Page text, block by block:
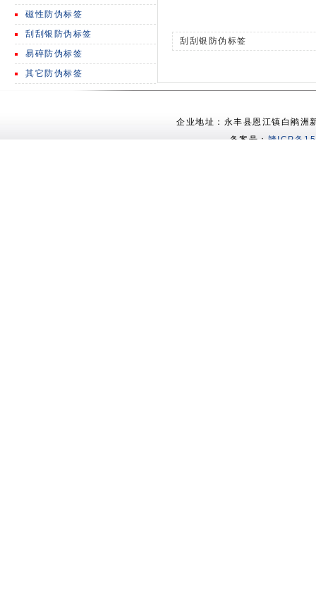
磁性防伪标签
刮刮银防伪标签
易碎防伪标签
其它防伪标签
刮刮银防伪标签
企业地址：永丰县恩江镇白鹇
备案号： 赣ICP备